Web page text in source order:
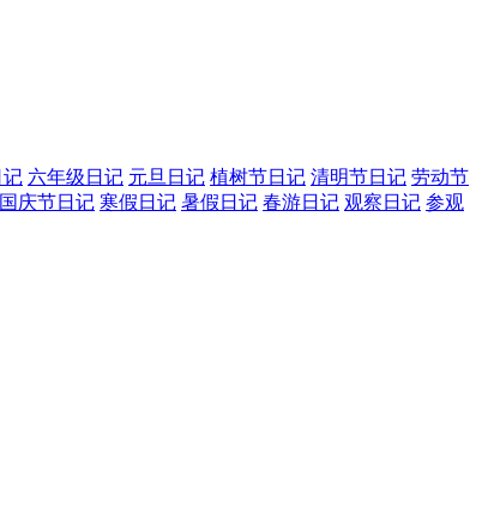
记 六年级日记 元旦日记 植树节日记 清明节日记 劳动节
国庆节日记 寒假日记 暑假日记 春游日记 观察日记 参观